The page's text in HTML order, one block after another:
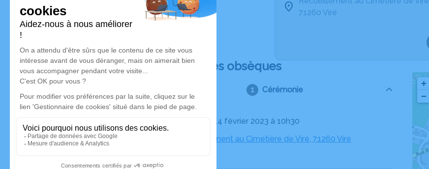
71260 Viré
Déroulé des obsèques
Cérémonie
Le mardi 14 février 2023 à 10h30
Recueillement au Cimetière de Viré, 71260 Viré
+
−